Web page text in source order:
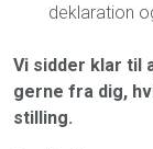
deklaration
Vi sidder klar til
gerne fra dig,
stilling.